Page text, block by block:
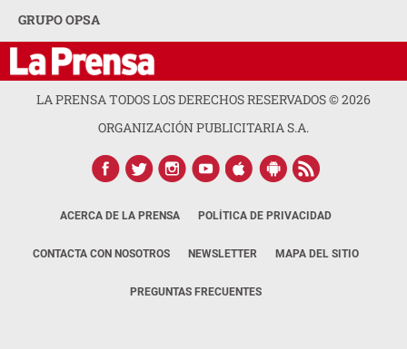
GRUPO OPSA
LA PRENSA TODOS LOS DERECHOS RESERVADOS ©2026
ORGANIZACIÓN PUBLICITARIA S.A.
ACERCA DE LA PRENSA POLÍTICA DE PRIVACIDAD
CONTACTA CON NOSOTROS NEWSLETTER MAPA DEL SITIO
PREGUNTAS FRECUENTES